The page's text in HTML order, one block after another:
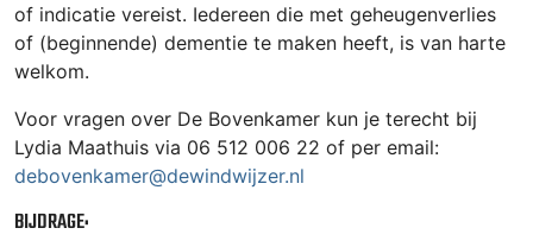
of indicatie vereist. Iedereen die met geheugenverlies
of (beginnende) dementie te maken heeft, is van harte
welkom.
Voor vragen over De Bovenkamer kun je terecht bij
Lydia Maathuis via 06 512 006 22 of per email:
debovenkamer@dewindwijzer.nl
BIJDRAGE: